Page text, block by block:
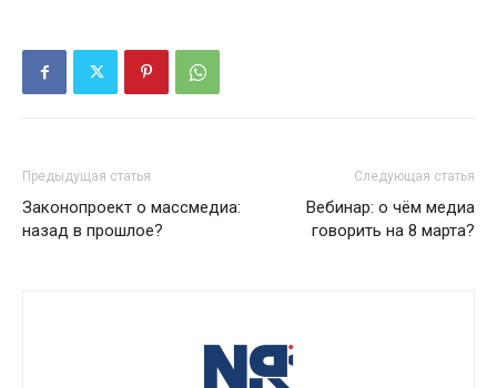
Предыдущая статья
Законопроект о массмедиа:
назад в прошлое?
Следующая статья
Вебинар: о чём медиа
говорить на 8 марта?